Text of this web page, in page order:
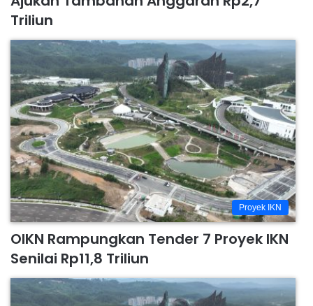
Triliun
Proyek IKN
OIKN Rampungkan Tender 7 Proyek IKN
Senilai Rp11,8 Triliun